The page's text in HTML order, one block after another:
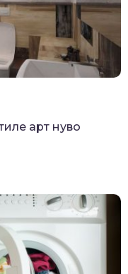
арт нуво